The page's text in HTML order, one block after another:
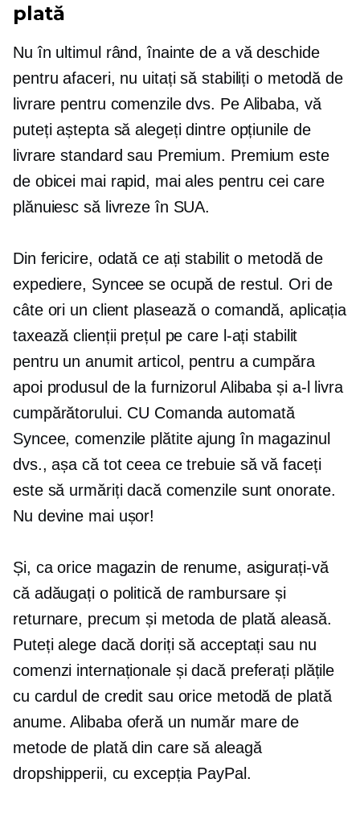
plată
Nu în ultimul rând, înainte de a vă deschide
pentru afaceri, nu uitați să stabiliți o metodă de
livrare pentru comenzile dvs. Pe Alibaba, vă
puteți aștepta să alegeți dintre opțiunile de
livrare standard sau Premium. Premium este
de obicei mai rapid, mai ales pentru cei care
plănuiesc să livreze în SUA.
Din fericire, odată ce ați stabilit o metodă de
expediere, Syncee se ocupă de restul. Ori de
câte ori un client plasează o comandă, aplicația
taxează clienții prețul pe care l-ați stabilit
pentru un anumit articol, pentru a cumpăra
apoi produsul de la furnizorul Alibaba și a-l livra
cumpărătorului. CU Comanda automată
Syncee, comenzile plătite ajung în magazinul
dvs., așa că tot ceea ce trebuie să vă faceți
este să urmăriți dacă comenzile sunt onorate.
Nu devine mai ușor!
Și, ca orice magazin de renume, asigurați-vă
că adăugați o politică de rambursare și
returnare, precum și metoda de plată aleasă.
Puteți alege dacă doriți să acceptați sau nu
comenzi internaționale și dacă preferați plățile
cu cardul de credit sau orice metodă de plată
anume. Alibaba oferă un număr mare de
metode de plată din care să aleagă
dropshipperii, cu excepția PayPal.